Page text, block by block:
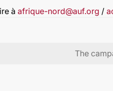
à afrique-nord@auf.org /
The